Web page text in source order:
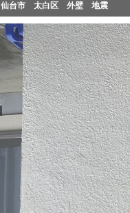
仙台市 太白区 外壁 地震